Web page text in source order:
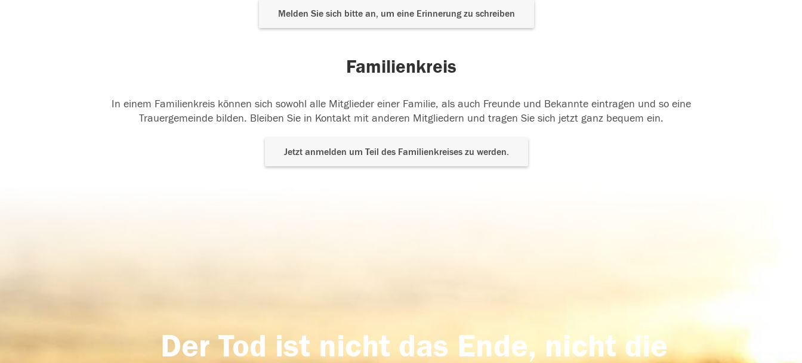
Melden Sie sich bitte an, um eine Erinnerung zu schreiben
Familienkreis
In einem Familienkreis können sich sowohl alle Mitglieder einer Familie, als auch Freunde und Bekannte eintragen und so eine
Trauergemeinde bilden. Bleiben Sie in Kontakt mit anderen Mitgliedern und tragen Sie sich jetzt ganz bequem ein.
Jetzt anmelden um Teil des Familienkreises zu werden.
Der Tod ist nicht das Ende, nicht die